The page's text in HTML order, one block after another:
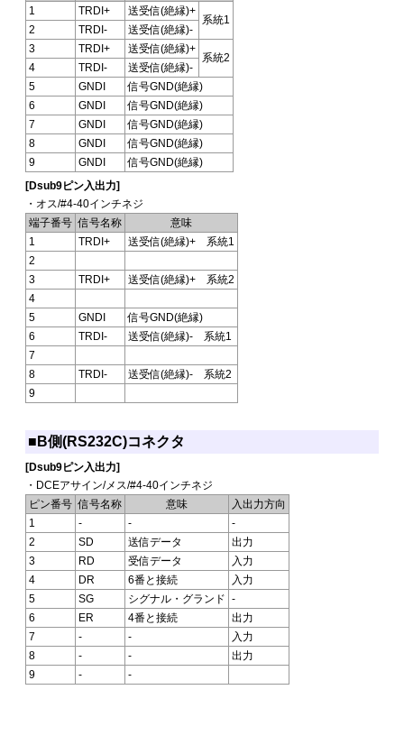
1
TRDI+ 送受信(絶縁)+
系統1
2 TRDI-
送受信(絶縁)-
3
TRDI+ 送受信(絶縁)+
系統2
4 TRDI-
送受信(絶縁)-
5
GNDI
信号GND(絶縁)
6
GNDI
信号GND(絶縁)
7
GNDI
信号GND(絶縁)
8
GNDI
信号GND(絶縁)
9
GNDI
信号GND(絶縁)
[Dsub9ピン入出力]
・オス/#4-40インチネジ
端子番号 信号名称
意味
1
TRDI+
送受信(絶縁)+ 系統1
2
3
TRDI+
送受信(絶縁)+ 系統2
4
5
GNDI
信号GND(絶縁)
6
TRDI-
送受信(絶縁)- 系統1
7
8
TRDI-
送受信(絶縁)- 系統2
9
■B側(RS232C)コネクタ
[Dsub9ピン入出力]
・DCEアサイン/メス/#4-40インチネジ
ピン番号 信号名称 意味
入出力方向
1
- -
-
2
SD 送信データ
出力
3
RD 受信データ
入力
4
DR 6番と接続
入力
5
SG シグナル・グランド
-
6
ER 4番と接続
出力
7
- -
入力
8
- -
出力
9
- -